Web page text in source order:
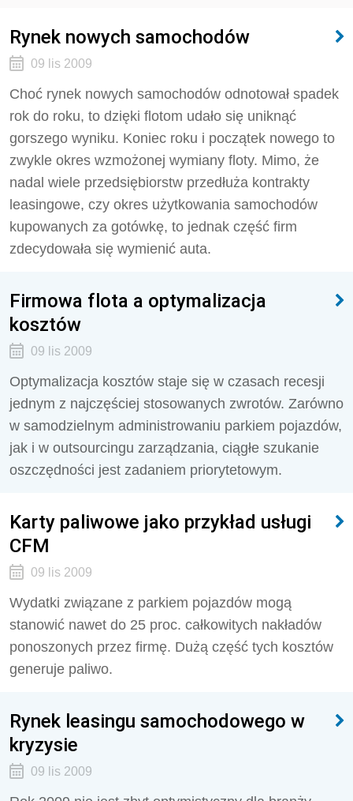
Rynek nowych samochodów
09 lis 2009
Choć rynek nowych samochodów odnotował spadek
rok do roku, to dzięki flotom udało się uniknąć
gorszego wyniku. Koniec roku i początek nowego to
zwykle okres wzmożonej wymiany floty. Mimo, że
nadal wiele przedsiębiorstw przedłuża kontrakty
leasingowe, czy okres użytkowania samochodów
kupowanych za gotówkę, to jednak część firm
zdecydowała się wymienić auta.
Firmowa flota a optymalizacja
kosztów
09 lis 2009
Optymalizacja kosztów staje się w czasach recesji
jednym z najczęściej stosowanych zwrotów. Zarówno
w samodzielnym administrowaniu parkiem pojazdów,
jak i w outsourcingu zarządzania, ciągłe szukanie
oszczędności jest zadaniem priorytetowym.
Karty paliwowe jako przykład usługi
CFM
09 lis 2009
Wydatki związane z parkiem pojazdów mogą
stanowić nawet do 25 proc. całkowitych nakładów
ponoszonych przez firmę. Dużą część tych kosztów
generuje paliwo.
Rynek leasingu samochodowego w
kryzysie
09 lis 2009